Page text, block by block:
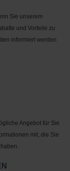
Sie unserem
und Vorteile zu
informiert werden
Angebot für Sie
mit, die Sie